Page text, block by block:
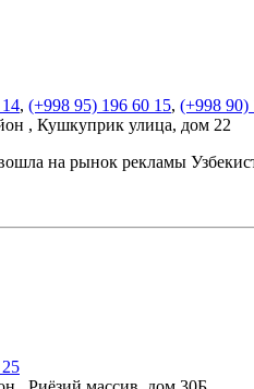
, (+998 95) 196 60 15, (+998 90)
, Кушкуприк улица, дом 22
на рынок рекламы